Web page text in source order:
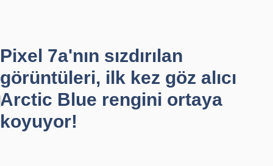
Pixel 7a'nın sızdırılan
görüntüleri, ilk kez göz alıcı
Arctic Blue rengini ortaya
koyuyor!